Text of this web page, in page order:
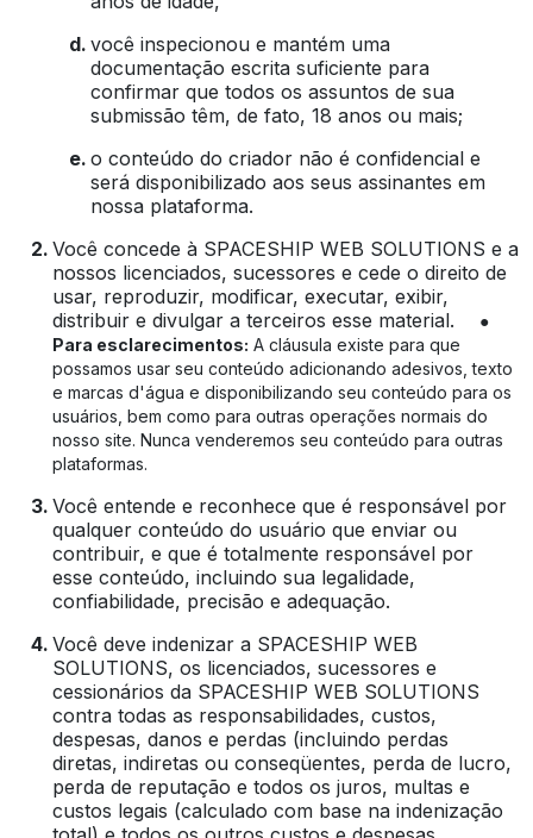
você inspecionou e mantém uma
documentação escrita suficiente para
confirmar que todos os assuntos de sua
submissão têm, de fato, 18 anos ou mais;
o conteúdo do criador não é confidencial e
será disponibilizado aos seus assinantes em
nossa plataforma.
Você concede à SPACESHIP WEB SOLUTIONS e a
nossos licenciados, sucessores e cede o direito de
usar, reproduzir, modificar, executar, exibir,
distribuir e divulgar a terceiros esse material.
●
Para esclarecimentos: A cláusula existe para que
possamos usar seu conteúdo adicionando adesivos, texto
e marcas d'água e disponibilizando seu conteúdo para os
usuários, bem como para outras operações normais do
nosso site. Nunca venderemos seu conteúdo para outras
plataformas.
Você entende e reconhece que é responsável por
qualquer conteúdo do usuário que enviar ou
contribuir, e que é totalmente responsável por
esse conteúdo, incluindo sua legalidade,
confiabilidade, precisão e adequação.
Você deve indenizar a SPACESHIP WEB
SOLUTIONS, os licenciados, sucessores e
cessionários da SPACESHIP WEB SOLUTIONS
contra todas as responsabilidades, custos,
despesas, danos e perdas (incluindo perdas
diretas, indiretas ou conseqüentes, perda de lucro,
perda de reputação e todos os juros, multas e
custos legais (calculado com base na indenização